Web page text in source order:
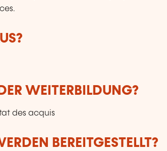
WEITERBILDUNG?
des acquis
BEREITGESTELLT?